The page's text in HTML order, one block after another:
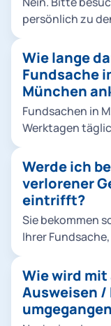
persönlich zu
Wie lange
Fundsache
München
Fundsachen in
Werktagen
Werde ich
verlorener
eintrifft?
Sie bekommen
Ihrer
aufgegeben
Wie wird
Ausweisen